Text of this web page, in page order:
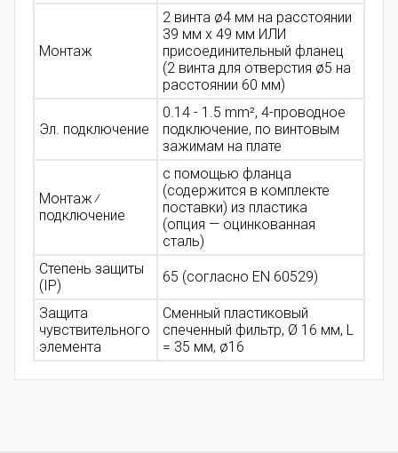
Монтаж
2 винта ø4 мм на расстоянии
39 мм x 49 мм ИЛИ
присоединительный фланец
(2 винта для отверстия ø5 на
расстоянии 60 мм)
Эл. подключение
0.14 - 1.5 mm², 4-проводное
подключение, по винтовым
зажимам на плате
Монтаж ⁄
подключение
с помощью фланца
(содержится в комплекте
поставки) из пластика
(опция — оцинкованная
сталь)
Степень защиты
(IP)
65 (согласно EN 60529)
Защита
чувствительного
элемента
Сменный пластиковый
спеченный фильтр, Ø 16 мм, L
= 35 мм, ø16